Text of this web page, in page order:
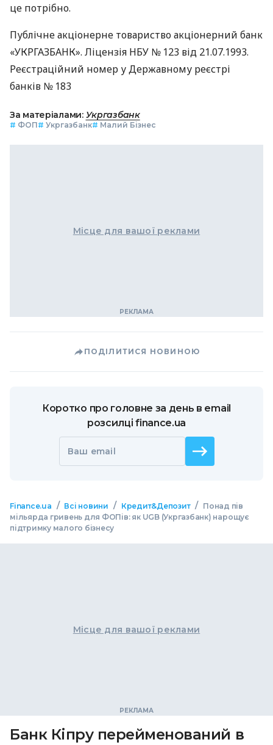
це потрібно.
Публічне акціонерне товариство акціонерний банк
«УКРГАЗБАНК». Ліцензія НБУ № 123 від 21.07.1993.
Реєстраційний номер у Державному реєстрі
банків № 183
За матеріалами: Укргазбанк
# ФОП# Укргазбанк# Малий Бізнес
Місце для вашої реклами
ПОДІЛИТИСЯ НОВИНОЮ
Коротко про головне за день в email
розсилці finance.ua
Ваш email
Finance.ua / Всі новини / Кредит&Депозит / Понад пів
мільярда гривень для ФОПів: як UGB (Укргазбанк) нарощує
підтримку малого бізнесу
Місце для вашої реклами
Банк Кіпру перейменований в